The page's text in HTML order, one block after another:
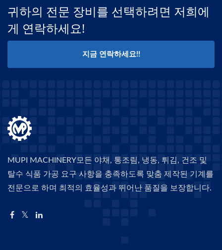
귀하의 전문 장비를 선택하려면 저희에
게 연락하세요!
지금 연락하세요!!
MUPI MACHINERY모든 야채, 통조림, 냉동, 튀김, 건조 및
탈수 식품 가공 요구 사항을 충족하도록 맞춤 제작된 기계를
전문으로 하며 최적의 효율성과 뛰어난 품질을 보장합니다.